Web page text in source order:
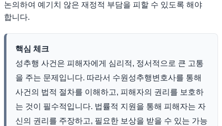
논의하여 예기치 않은 재정적 부담을 피할 수 있도록 해야
합니다.
핵심 체크
성추행 사건은 피해자에게 심리적, 정서적으로 큰 고통
을 주는 문제입니다. 따라서 수원성추행변호사를 통해
사건의 법적 절차를 이해하고, 피해자의 권리를 보호하
는 것이 필수적입니다. 법률적 지원을 통해 피해자는 자
신의 권리를 주장하고, 필요한 보상을 받을 수 있는 가능